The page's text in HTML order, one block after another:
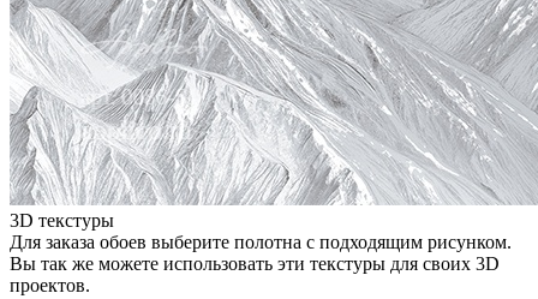
3D текстуры
Для заказа обоев выберите полотна с подходящим рисунком.
Вы так же можете использовать эти текстуры для своих 3D
проектов.